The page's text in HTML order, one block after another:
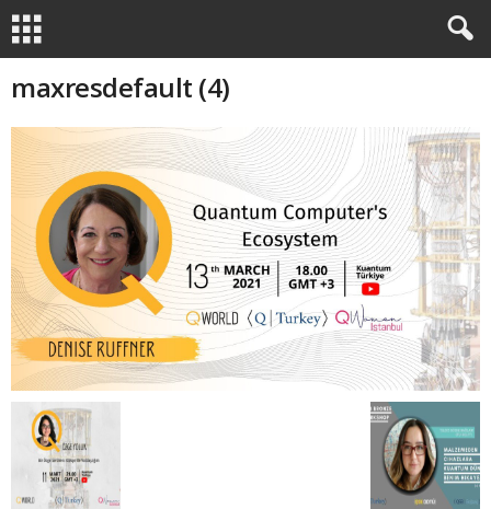
maxresdefault (4)